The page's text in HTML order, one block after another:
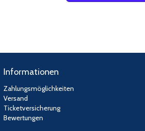
Informationen
Zahlungsmöglichkeiten
Versand
Ticketversicherung
Bewertungen